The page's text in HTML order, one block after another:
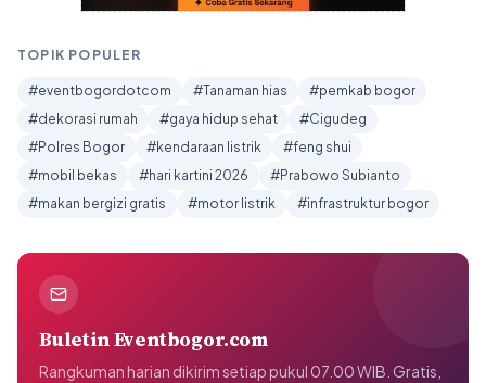
TOPIK POPULER
#eventbogordotcom #Tanaman hias
#pemkab bogor
#dekorasi rumah
#gaya hidup sehat
#Cigudeg
#Polres Bogor
#kendaraan listrik
#feng shui
#mobil bekas
#hari kartini 2026
#Prabowo Subianto
#makan bergizi gratis
#motor listrik #infrastruktur bogor
Buletin Eventbogor.com
Rangkuman harian dikirim setiap pukul 07.00 WIB. Gratis,